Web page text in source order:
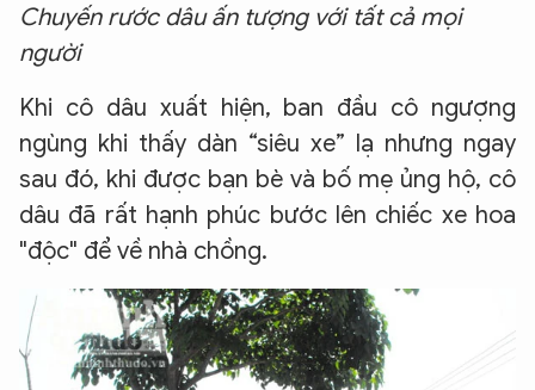
Chuyến rước dâu ấn tượng với tất cả mọi
người
Khi cô dâu xuất hiện, ban đầu cô ngượng
ngùng khi thấy dàn “siêu xe” lạ nhưng ngay
sau đó, khi được bạn bè và bố mẹ ủng hộ, cô
dâu đã rất hạnh phúc bước lên chiếc xe hoa
"độc" để về nhà chồng.